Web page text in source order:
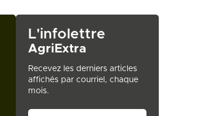
L'infolettre
AgriExtra
Recevez les derniers articles
affichés par courriel, chaque
mois.